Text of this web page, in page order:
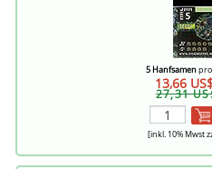
5 Hanfsamen
13,66
27,31
[inkl. 10% Mwst